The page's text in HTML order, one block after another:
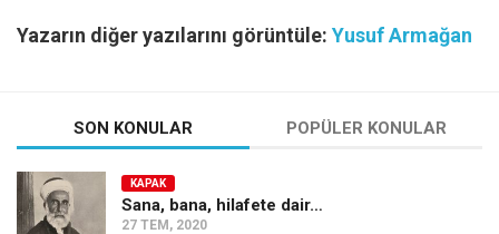
Yazarın diğer yazılarını görüntüle: Yusuf Armağan
SON KONULAR POPÜLER KONULAR
KAPAK
Sana, bana, hilafete dair…
27 TEM, 2020